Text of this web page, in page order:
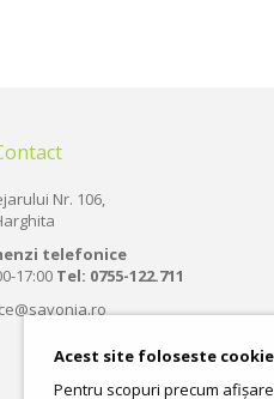
Nr. 106,
telefonice
17:00 Tel: 0755-122.711
Acest site foloseste
Pentru scopuri precum